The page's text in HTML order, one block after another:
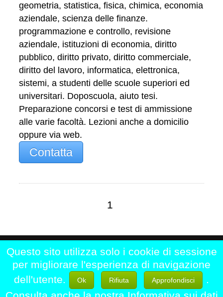
geometria, statistica, fisica, chimica, economia
aziendale, scienza delle finanze.
programmazione e controllo, revisione
aziendale, istituzioni di economia, diritto
pubblico, diritto privato, diritto commerciale,
diritto del lavoro, informatica, elettronica,
sistemi, a studenti delle scuole superiori ed
universitari. Doposcuola, aiuto tesi.
Preparazione concorsi e test di ammissione
alle varie facoltà. Lezioni anche a domicilio
oppure via web.
Contatta
1
Home | Chi siamo| Contattaci |
Registrati| Disclaimer
LezioniPrivate.eu - Professori di Matematica
Questo sito utilizza solo i cookie di sessione
per migliorare l'esperienza di navigazione
dell'utente.
Ok Rifiuta Approfondisci